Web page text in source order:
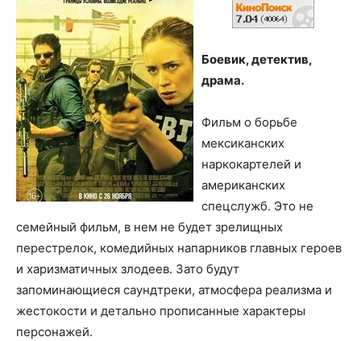
Боевик, детектив,
драма.
Фильм о борьбе
мексиканских
наркокартелей и
американских
спецслужб. Это не
семейный фильм, в нем не будет зрелищных
перестрелок, комедийных напарников главных героев
и харизматичных злодеев. Зато будут
запоминающиеся саундтреки, атмосфера реализма и
жестокости и детально прописанные характеры
персонажей.